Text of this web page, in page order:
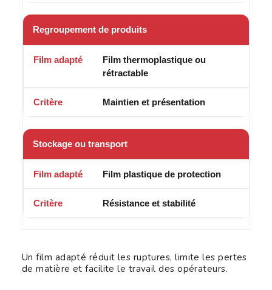
Regroupement de produits
Film thermoplastique ou
rétractable
Maintien et présentation
Stockage ou transport
Film plastique de protection
Résistance et stabilité
Un film adapté réduit les ruptures, limite les pertes
de matière et facilite le travail des opérateurs.